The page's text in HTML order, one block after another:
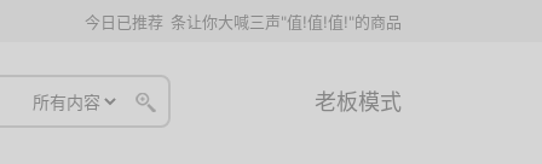
今日已推荐 条让你大喊三声"值!值!值!"的商品
老板模式